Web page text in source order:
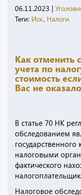
06.11.2023 |
Теги: Иск, Налоги
Как отменить
учета по
стоимость
Вас не
В статье 70 НК
обследованием
налоговыми
фактического
Налоговое